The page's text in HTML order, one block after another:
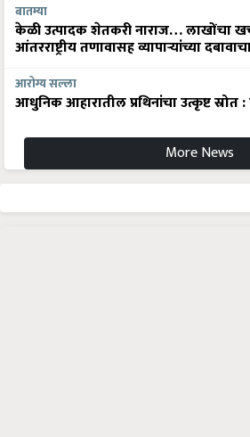
बातम्या
केळी उत्पादक शेतकरी नाराज… लाखोंचा
आंतरराष्ट्रीय तणावासह व्यापाऱ्यांच्या
आरोग्य सल्ला
आधुनिक आहारातील प्रथिनांचा उत्कृष्ट
More News